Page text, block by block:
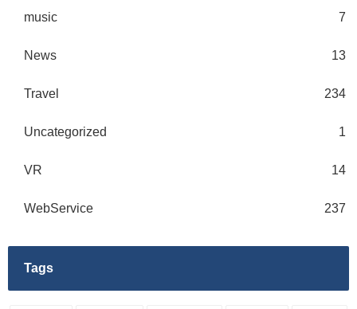
music 7
News 13
Travel 234
Uncategorized 1
VR 14
WebService 237
Tags